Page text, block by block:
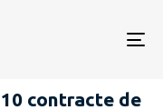
10 contracte de